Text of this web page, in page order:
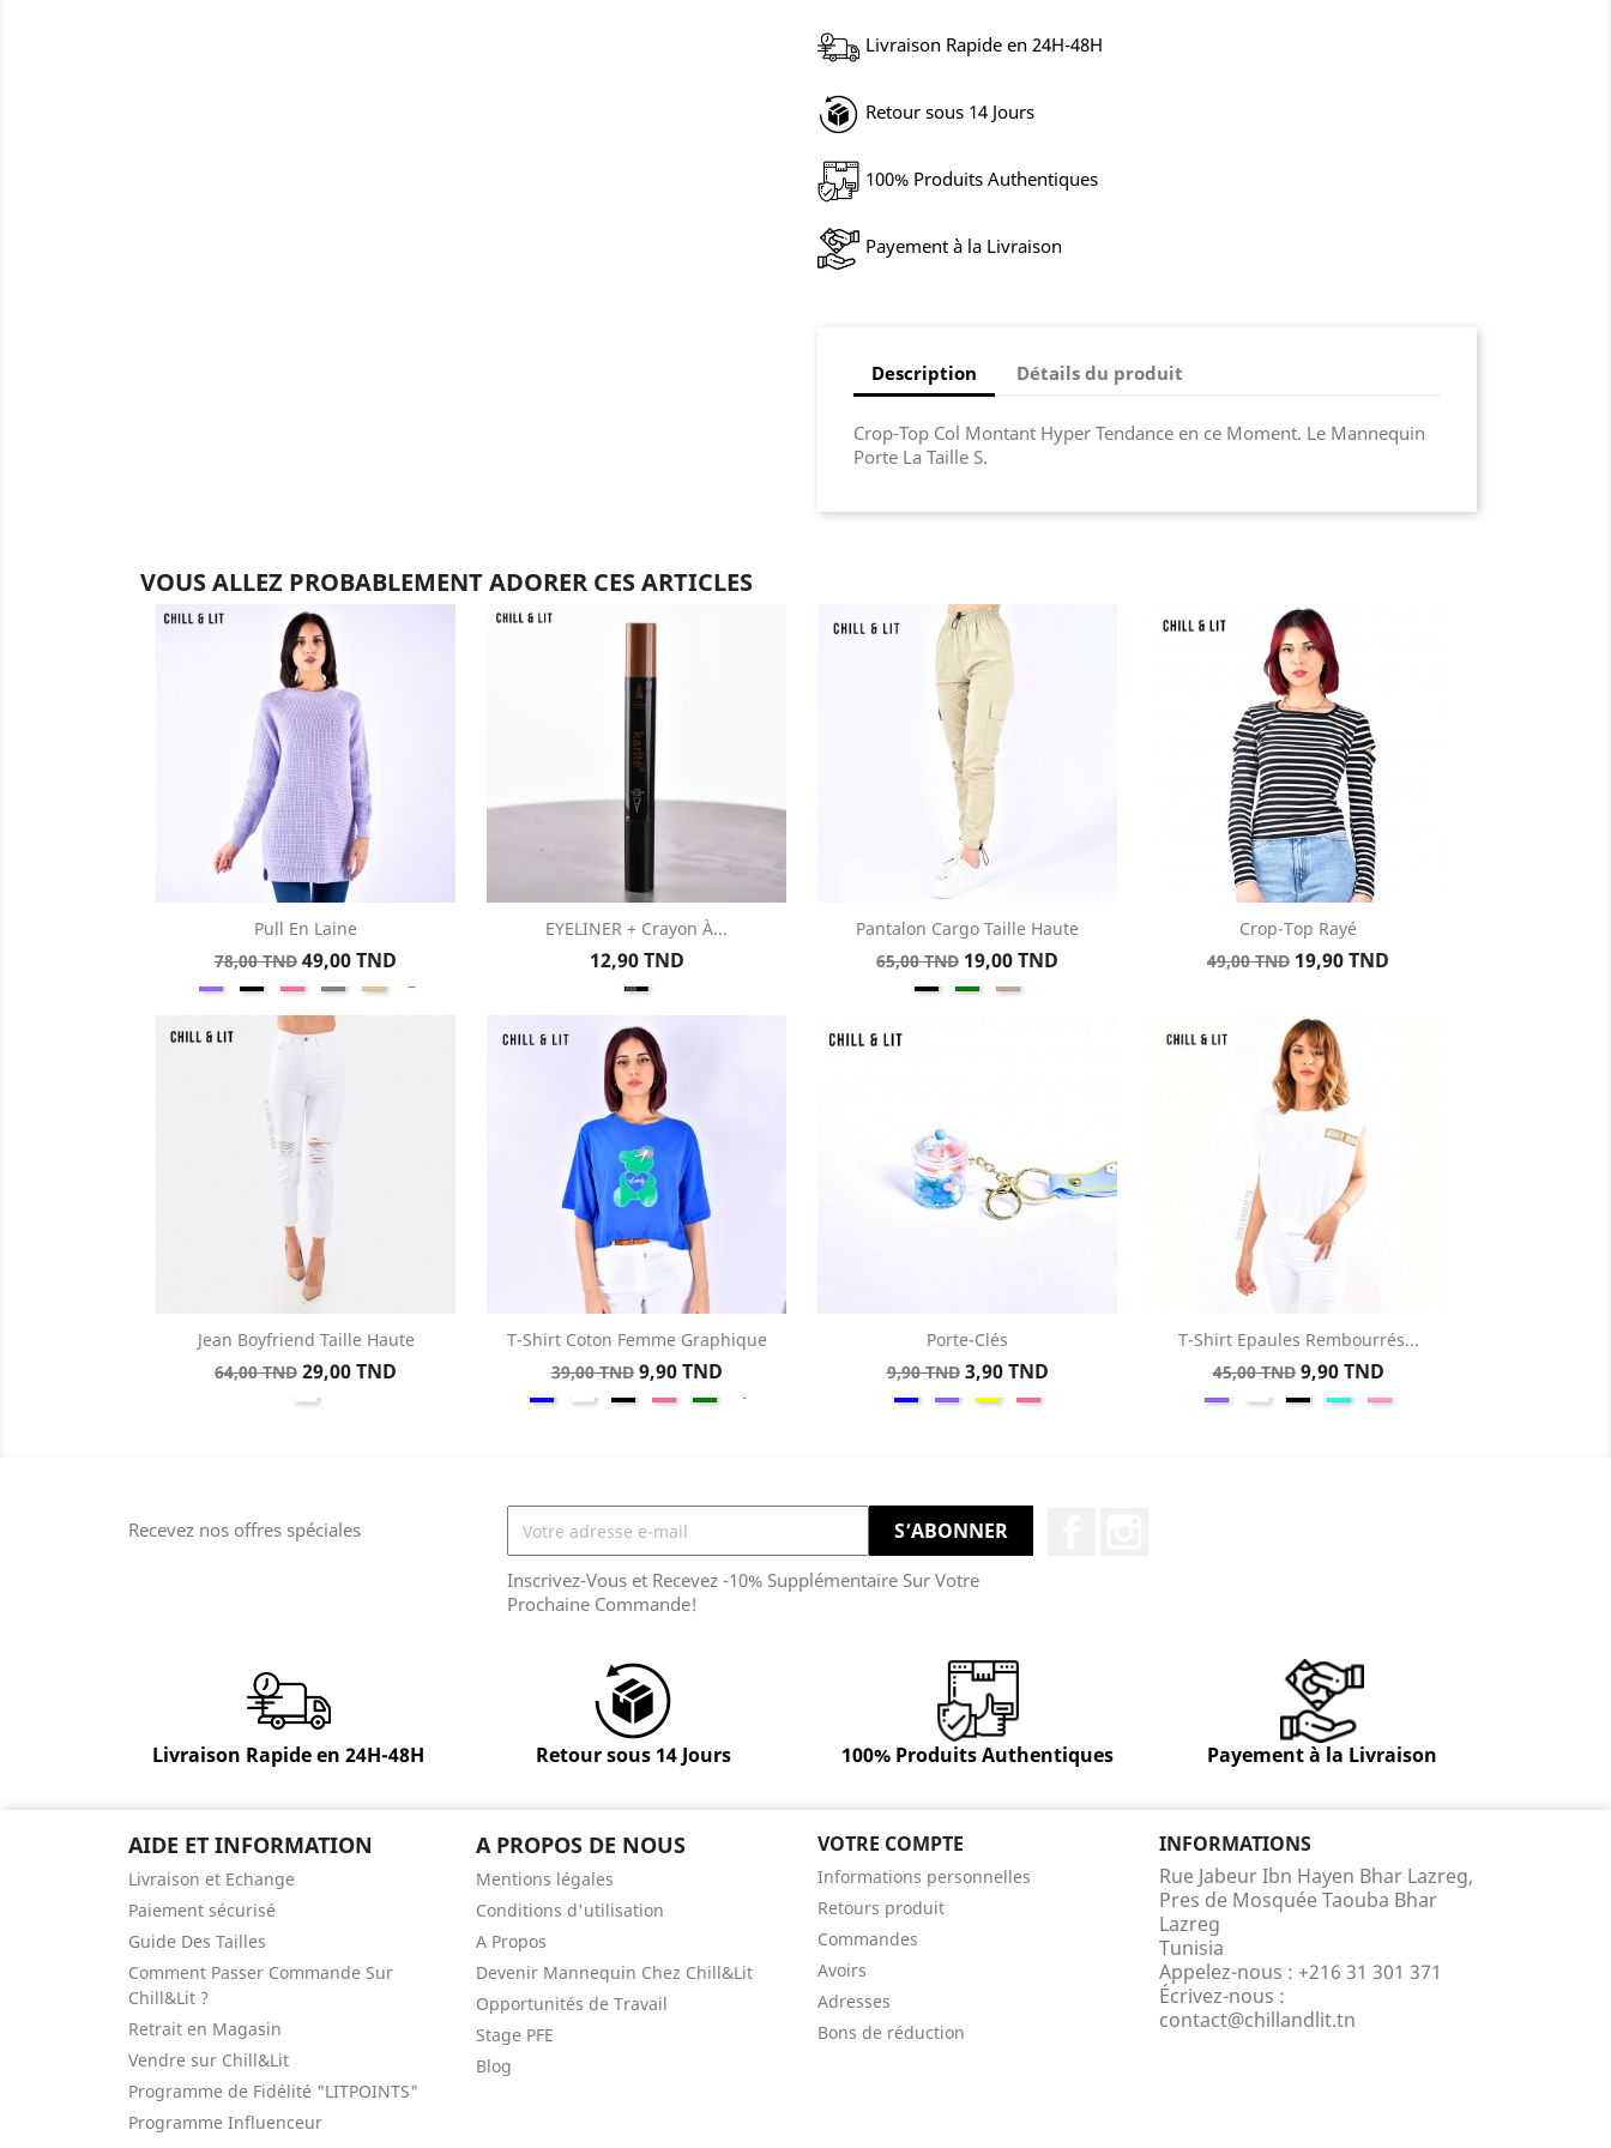
Livraison Rapide en 24H-48H
Retour sous 14 Jours
100% Produits Authentiques
Payement à la Livraison
Description Détails du produit
Crop-Top Col Montant Hyper Tendance en ce Moment. Le Mannequin
Porte La Taille S.
VOUS ALLEZ PROBABLEMENT ADORER CES ARTICLES
Pull En Laine
Prix
de
78,00 TND Prix
49,00 TND

+3
EYELINER + Crayon À...
Prix
12,90 TND
Aperçu rapide
Noir
Pantalon Cargo Taille Haute
Prix
65,00 TND Prix
19,00 TND
 Aperçu rapide
Crop-Top Rayé
Prix
49,00 TND Prix
19,90 TND
 Aperçu rapide
Jean Boyfriend Taille Haute
Prix
64,00 TND Prix
29,00 TND
Aperçu rapide
T-Shirt Coton Femme Graphique
Prix
de
39,00 TND Prix
9,90 TND
 Aperçu rapide
+1
Porte-Clés
Prix
de
9,90 TND Prix
3,90 TND

T-Shirt Epaules Rembourrés...
Prix
de
45,00 TND Prix
9,90 TND
Aperçu rapide
Recevez nos offres spéciales
Inscrivez-Vous et Recevez -10% Supplémentaire Sur Votre
Prochaine Commande!
Livraison Rapide en 24H-48H Retour sous 14 Jours 100% Produits Authentiques Payement à la Livraison
AIDE ET INFORMATION
Livraison et Echange
Paiement sécurisé
Guide Des Tailles
Comment Passer Commande Sur
Chill&Lit ?
Retrait en Magasin
Vendre sur Chill&Lit
Programme de Fidélité "LITPOINTS"
Programme Influenceur
A PROPOS DE NOUS
Mentions légales
Conditions d'utilisation
A Propos
Devenir Mannequin Chez Chill&Lit
Opportunités de Travail
Stage PFE
Blog
VOTRE COMPTE
Informations personnelles
Retours produit
Commandes
Avoirs
Adresses
Bons de réduction
INFORMATIONS
Rue Jabeur Ibn Hayen Bhar Lazreg,
Pres de Mosquée Taouba Bhar
Lazreg
Tunisia
Appelez-nous : +216 31 301 371
Écrivez-nous :
contact@chillandlit.tn